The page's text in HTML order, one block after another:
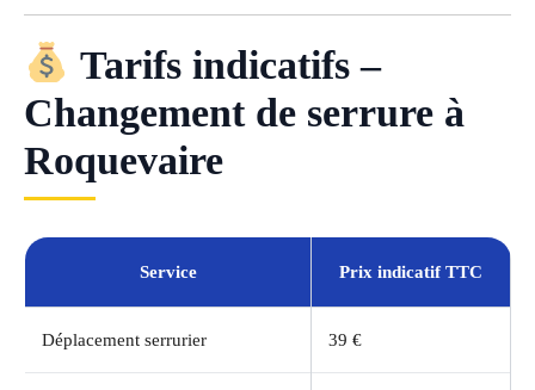
Tarifs indicatifs –
Changement de serrure à
Roquevaire
Service Prix indicatif TTC
Déplacement serrurier 39 €